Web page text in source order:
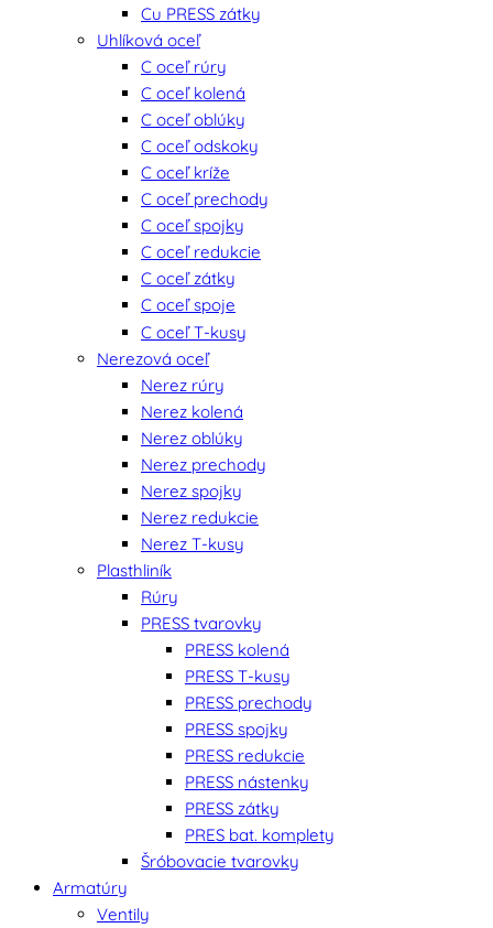
Cu PRESS zátky
Uhlíková oceľ
C oceľ rúry
C oceľ kolená
C oceľ oblúky
C oceľ odskoky
C oceľ kríže
C oceľ prechody
C oceľ spojky
C oceľ redukcie
C oceľ zátky
C oceľ spoje
C oceľ T-kusy
Nerezová oceľ
Nerez rúry
Nerez kolená
Nerez oblúky
Nerez prechody
Nerez spojky
Nerez redukcie
Nerez T-kusy
Plasthliník
Rúry
PRESS tvarovky
PRESS kolená
PRESS T-kusy
PRESS prechody
PRESS spojky
PRESS redukcie
PRESS nástenky
PRESS zátky
PRES bat. komplety
Šróbovacie tvarovky
Armatúry
Ventily